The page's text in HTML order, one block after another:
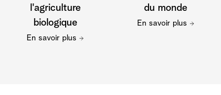
l'agriculture
biologique
En savoir plus
du monde
En savoir plus